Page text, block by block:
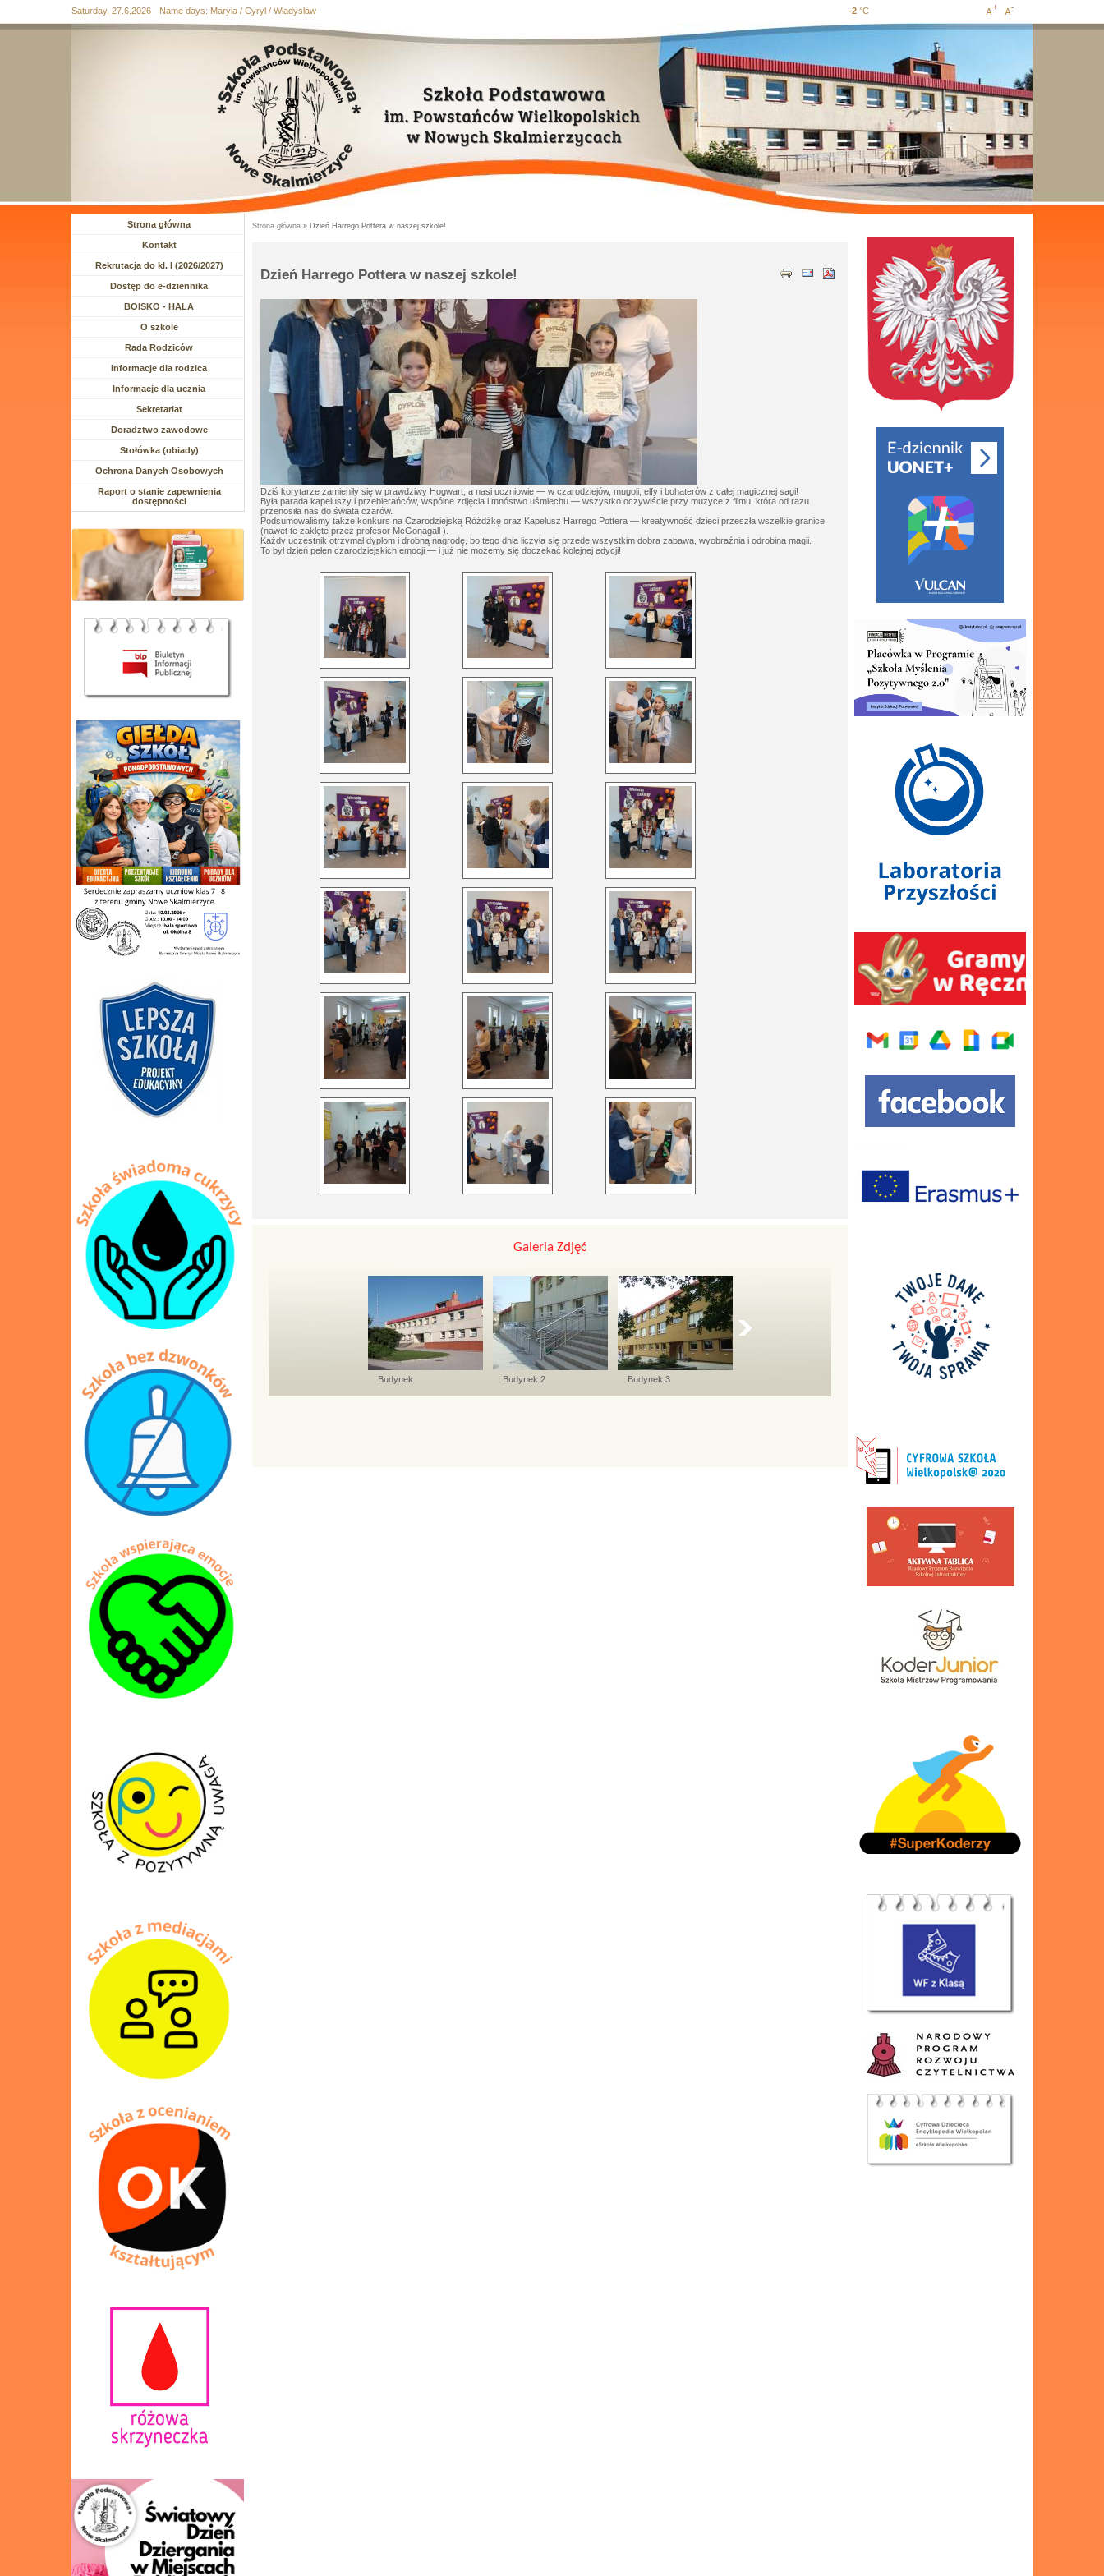
Przejdź
Przejdź do
Przejdź
Przejdź
Przejdź
Saturday, 27.6.2026 Name days: Maryla / Cyryl / Władysław -2 °C IncreaseDecrease
Strona główna
Kontakt
Rekrutacja do kl. I (2026/2027)
Dostęp do e-dziennika
BOISKO - HALA
Rozwiń menu
O szkole
Rozwiń menu
Rada Rodziców
Rozwiń menu
Informacje dla rodzica
Rozwiń menu
Informacje dla ucznia
Sekretariat
Doradztwo zawodowe
Stołówka (obiady)
Ochrona Danych Osobowych
Raport o stanie zapewnienia
dostępności
Strona główna » Dzień Harrego Pottera w naszej szkole!
Dzień Harrego Pottera w naszej szkole!
Dziś korytarze zamieniły się w prawdziwy Hogwart, a nasi uczniowie — w czarodziejów, mugoli, elfy i bohaterów z całej magicznej sagi!
Była parada kapeluszy i przebierańców, wspólne zdjęcia i mnóstwo uśmiechu — wszystko oczywiście przy muzyce z filmu, która od razu
przenosiła nas do świata czarów.
Podsumowaliśmy także konkurs na Czarodziejską Różdżkę oraz Kapelusz Harrego Pottera — kreatywność dzieci przeszła wszelkie granice
(nawet te zaklęte przez profesor McGonagall ).
Każdy uczestnik otrzymał dyplom i drobną nagrodę, bo tego dnia liczyła się przede wszystkim dobra zabawa, wyobraźnia i odrobina magii.
To był dzień pełen czarodziejskich emocji — i już nie możemy się doczekać kolejnej edycji!
Galeria Zdjęć
Budynek Budynek 2 Budynek 3